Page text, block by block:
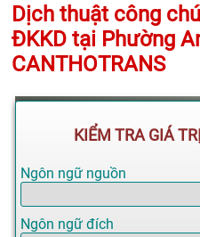
Dịch thuật công
ĐKKD tại Phường
CANTHOTRANS
KIỂM TRA GIÁ
Ngôn ngữ nguồn
Ngôn ngữ đích